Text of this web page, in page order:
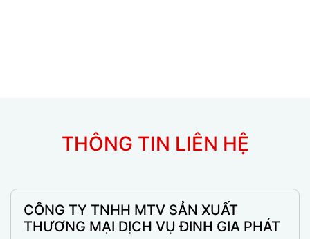
THÔNG TIN LIÊN HỆ
CÔNG TY TNHH MTV SẢN XUẤT
THƯƠNG MẠI DỊCH VỤ ĐINH GIA PHÁT